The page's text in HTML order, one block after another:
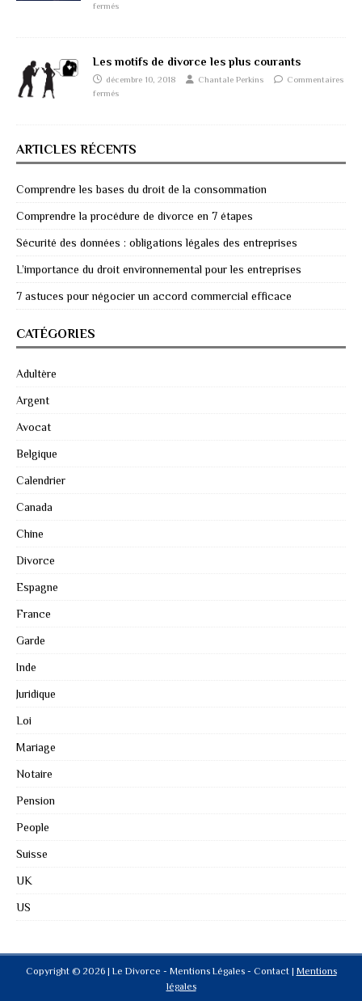
fermés
Les motifs de divorce les plus courants
décembre 10, 2018 Chantale Perkins
Commentaires
fermés
ARTICLES RÉCENTS
Comprendre les bases du droit de la consommation
Comprendre la procédure de divorce en 7 étapes
Sécurité des données : obligations légales des entreprises
L’importance du droit environnemental pour les entreprises
7 astuces pour négocier un accord commercial efficace
CATÉGORIES
Adultère
Argent
Avocat
Belgique
Calendrier
Canada
Chine
Divorce
Espagne
France
Garde
Inde
Juridique
Loi
Mariage
Notaire
Pension
People
Suisse
UK
US
Copyright © 2026 | Le Divorce - Mentions Légales - Contact | Mentions
légales